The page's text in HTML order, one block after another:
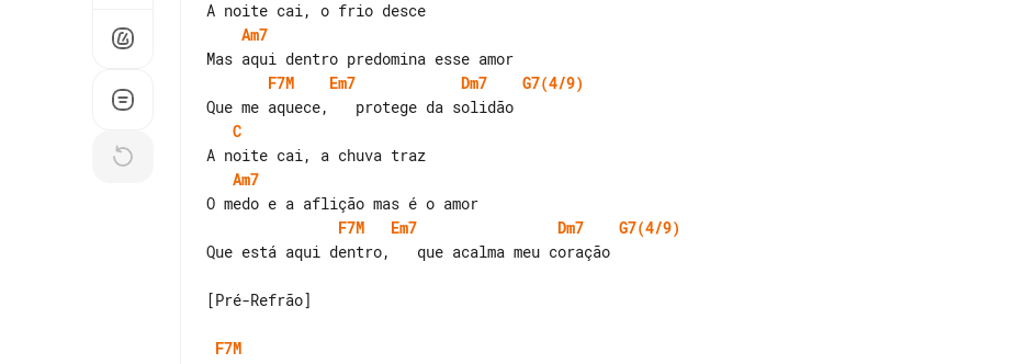
Am7
F7M
Em7 Dm7
G7(4/9)
C
Am7
F7M
Em7 Dm7
G7(4/9)
Que está aqui dentro,   que acalma meu coração
[Pré-Refrão]
F7M